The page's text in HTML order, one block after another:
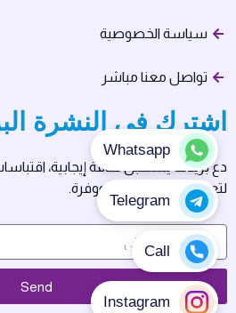
سياسة الخصوصية
تواصل معنا مباشر
اشترك في النشرة
دع بريدك يستقبل طاقة إيجابية،
لتعيش حياتك بسلام ووفرة.
Send